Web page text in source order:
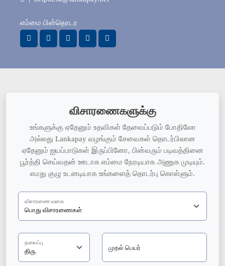
எம்மை பின்தொடர
விசாரணைகளுக்கு
உங்களுக்கு ஏதேனும் உதவிகள் தேவைப்படும் போதிலோ
அல்லது Lankapay வழங்கும் சேவைகள் தொடர்பிலான
ஏதேனும் ஐயப்பாடுகள் இருப்பினோ, பின்வரும் படிவத்தினை
பூர்த்தி செய்வதன் ஊடாக எம்மை நேரடியாக அணுக முடியும்.
எமது குழு உடனடியாக உங்களைத் தொடர்பு கொள்ளும்.
விசாரணை வகை
தலைப்பு
முதல் பெயர்